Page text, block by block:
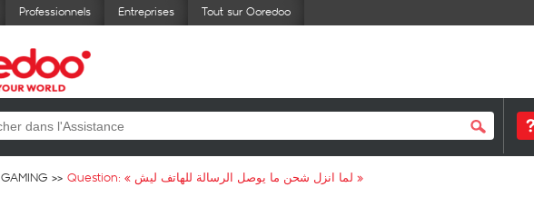
Professionnels Entreprises Tout sur Ooredoo
GAMING Question: « لما انزل شحن ما يوصل الرسالة للهاتف ليش »